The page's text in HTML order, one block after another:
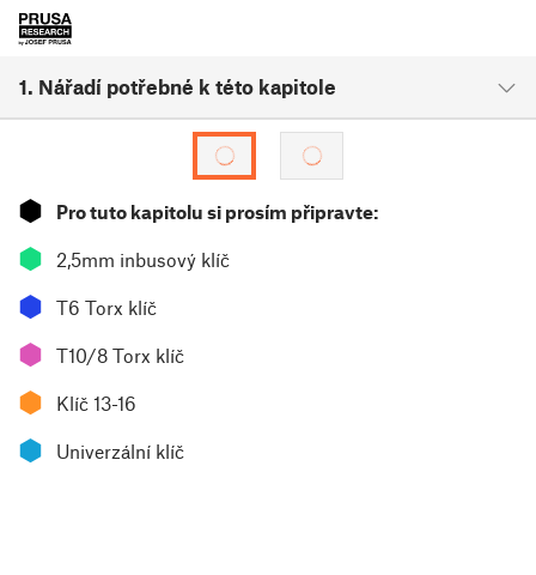
1. Nářadí potřebné k této kapitole
⬢ Pro tuto kapitolu si prosím připravte:
⬢ 2,5mm inbusový klíč
⬢ T6 Torx klíč
⬢ T10/8 Torx klíč
⬢ Klíč 13-16
⬢ Univerzální klíč